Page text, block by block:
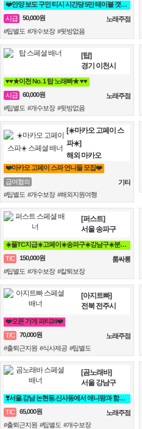
❤️안양 보도 구인 티시 시간당 5만 테이블 갯수 보장❤️
시급
50,000원
노래주점
#팁별도 #개수보장 #뒷방없음
[탑]
경기 이천시
♥️♥️★이천 No. 1 탑 노래빠★ ♥️♥️
시급
60,000원
노래주점
#팁별도 #개수보장 #뒷방없음
[☀️마카오 고페이 스
파☀️]
해외 마카오
❤️마카오 고페이 스파 언니들 모집❤️
급여협의
기타
#팁별도 #개수보장 #해외지원여행
[퍼스트]
서울 송파구
☀️풀TC지급☀️고페이☀️송파구☀️강남구☀️분당☀️가락동☀️역삼동☀️논현동☀️강동구☀️
T/C
150,000원
룸싸롱
#팁별도 #개수보장 #칼퇴보장
[아지트빠]
전북 전주시
❤️오픈 가게 파티24❤️
T/C
70,000원
노래주점
#출퇴근지원 #식사제공 #팁별도
[곰노래바]
서울 강남구
❣️서울.강남 논현동.신사동에서 애니팡과 함께할 가족모집❣️
T/C
65,000원
노래주점
#출퇴근지원 #팁별도 #개수보장